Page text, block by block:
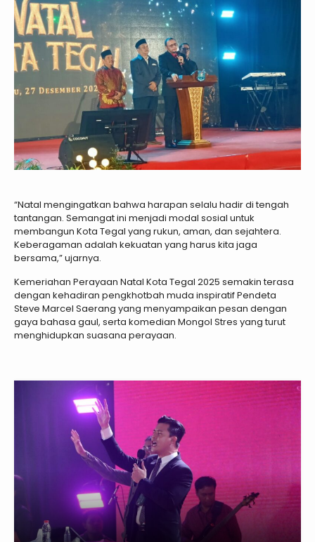
“Natal mengingatkan bahwa harapan selalu hadir di tengah
tantangan. Semangat ini menjadi modal sosial untuk
membangun Kota Tegal yang rukun, aman, dan sejahtera.
Keberagaman adalah kekuatan yang harus kita jaga
bersama,” ujarnya.
Kemeriahan Perayaan Natal Kota Tegal 2025 semakin terasa
dengan kehadiran pengkhotbah muda inspiratif Pendeta
Steve Marcel Saerang yang menyampaikan pesan dengan
gaya bahasa gaul, serta komedian Mongol Stres yang turut
menghidupkan suasana perayaan.